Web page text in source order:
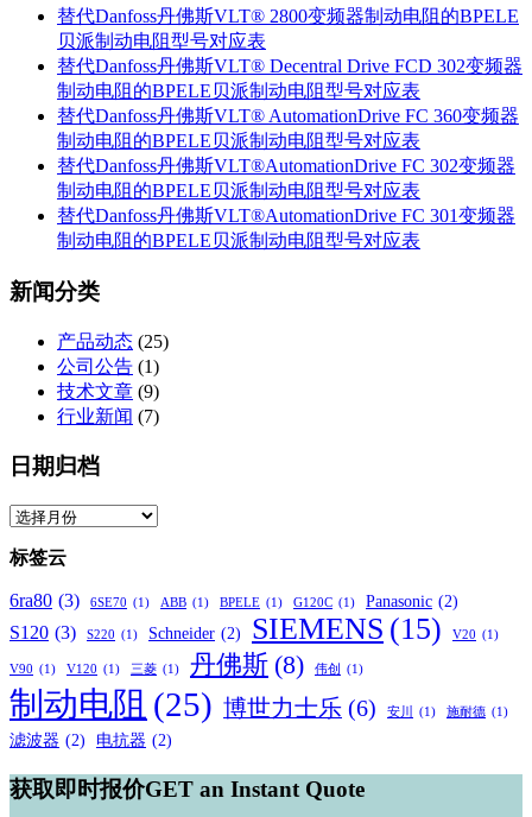
对
应
表
电
阻
的
BPELE
贝
派
制
动
电
阻
应
表
替代Danfoss丹佛斯VLT® 2800变频器制动电阻的BPELE
贝派制动电阻型号对应表
替代Danfoss丹佛斯VLT® Decentral Drive FCD 302变频器
制动电阻的BPELE贝派制动电阻型号对应表
替代Danfoss丹佛斯VLT® AutomationDrive FC 360变频器
制动电阻的BPELE贝派制动电阻型号对应表
替代Danfoss丹佛斯VLT®AutomationDrive FC 302变频器
制动电阻的BPELE贝派制动电阻型号对应表
替代Danfoss丹佛斯VLT®AutomationDrive FC 301变频器
制动电阻的BPELE贝派制动电阻型号对应表
新闻分类
产品动态 (25)
公司公告 (1)
技术文章 (9)
行业新闻 (7)
日期归档
日
归
档
标签云
6ra80 (3) 6SE70 (1) ABB (1) BPELE (1) G120C (1) Panasonic (2)
S120 (3) S220 (1) Schneider (2) SIEMENS (15) V20 (1)
V90 (1) V120 (1) 三菱 (1) 丹佛斯 (8) 伟创 (1)
制动电阻 (25) 博世力士乐 (6) 安川 (1) 施耐德 (1)
滤波器 (2) 电抗器 (2)
获取即时报价GET an Instant Quote